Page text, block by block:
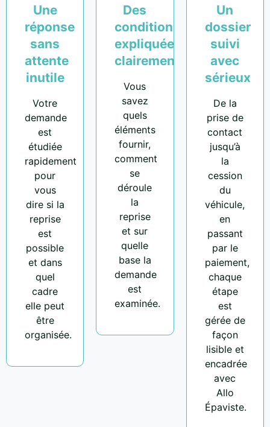
Une
réponse
sans
attente
inutile
Votre
demande
est
étudiée
rapidement
pour
vous
dire si la
reprise
est
possible
et dans
quel
cadre
elle peut
être
organisée.
Des
conditions
expliquées
clairement
Vous
savez
quels
éléments
fournir,
comment
se
déroule
la
reprise
et sur
quelle
base la
demande
est
examinée.
Un
dossier
suivi
avec
sérieux
De la
prise de
contact
jusqu’à
la
cession
du
véhicule,
en
passant
par le
paiement,
chaque
étape
est
gérée de
façon
lisible et
encadrée
avec
Allo
Épaviste.